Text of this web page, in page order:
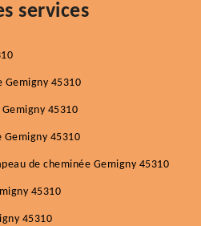
services
Gemigny 45310
45310
Gemigny 45310
de cheminée Gemigny 45310
45310
45310